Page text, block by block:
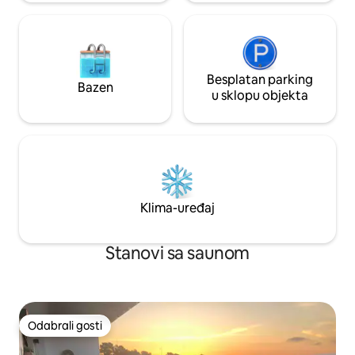
Bazen
Besplatan parking
u sklopu objekta
Klima-uređaj
Stanovi sa saunom
Odabrali gosti
Odabrali gosti